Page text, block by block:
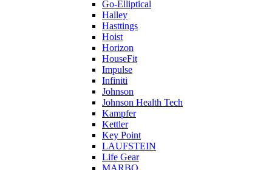
Go-Elliptical
Halley
Hasttings
Hoist
Horizon
HouseFit
Impulse
Infiniti
Johnson
Johnson Health Tech
Kampfer
Kettler
Key Point
LAUFSTEIN
Life Gear
MARBO